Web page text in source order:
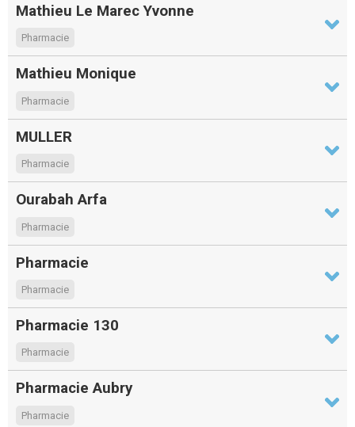
Mathieu Le Marec Yvonne
Pharmacie
Mathieu Monique
Pharmacie
MULLER
Pharmacie
Ourabah Arfa
Pharmacie
Pharmacie
Pharmacie
Pharmacie 130
Pharmacie
Pharmacie Aubry
Pharmacie